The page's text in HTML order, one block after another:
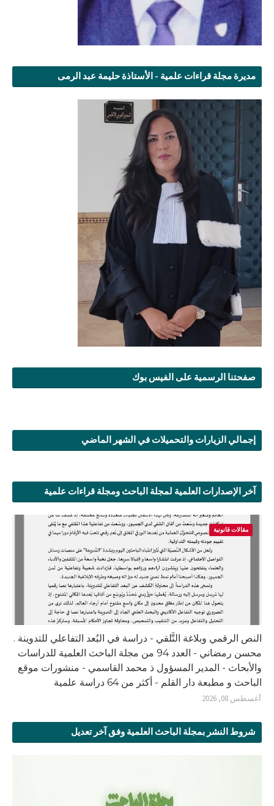
مديرة مجلة قراءات علمية - الأستاذة حليمة عبد الرمى
صفحتنا الرسمية على الفيس بوك
إجمالي الزيارات والتحميلات في الشهر الماضي
آخر الإصدارات العلمية لمجلة الباحث ومجلة قراءات علمية
مقالات قانونية
النص الرقمي وبلاغة التَّلقي - دراسة في البُعد التفاعلي للتدوينة .
محسن رمضاني - العدد 94 من مجلة الباحث العلمية للدراسات
والأبحاث - المدير المسؤول ذ محمد القاسمي - منشورات موقع
الباحث و مطبعة دار القلم - أكثر من 64 دراسة علمية
أغسطس 08, 2026
شروط النشر بمجلة الباحث العلمية وفق آخر تعديل